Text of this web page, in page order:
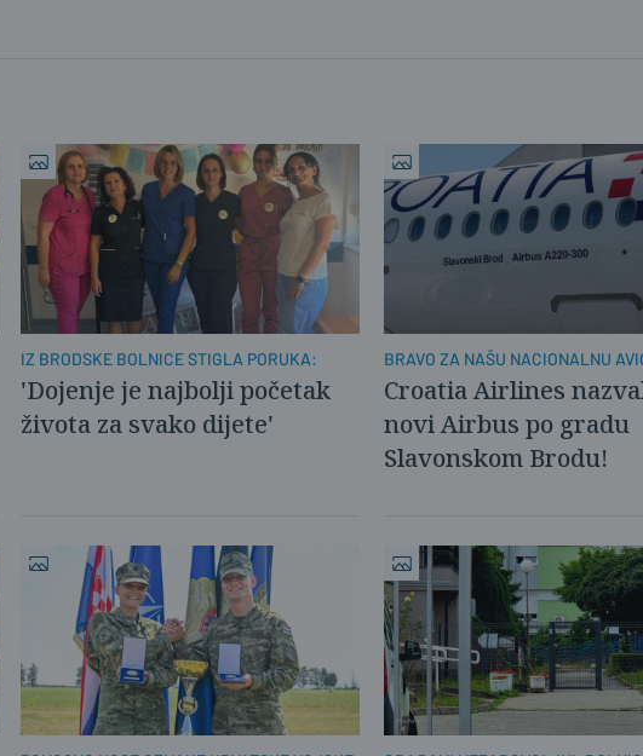
IZ BRODSKE BOLNICE STIGLA PORUKA:
'Dojenje je najbolji početak
života za svako dijete'
BRAVO ZA NAŠU NACIONALNU
Croatia Airlines
novi Airbus po gradu
Slavonskom Brodu!